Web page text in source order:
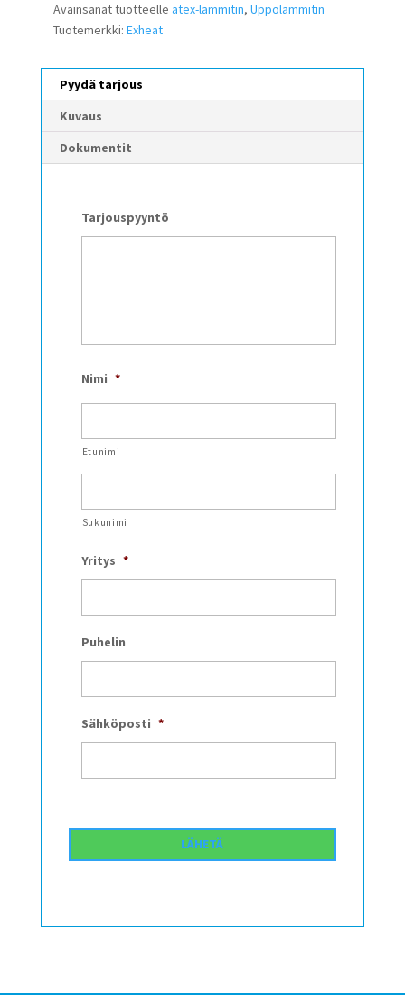
Avainsanat tuotteelle atex-lämmitin, Uppolämmitin
Tuotemerkki: Exheat
Pyydä tarjous
Kuvaus
Dokumentit
Tarjouspyyntö
Nimi *
Etunimi
Sukunimi
Yritys *
Puhelin
Sähköposti *